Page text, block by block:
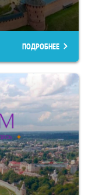
ПОДРОБНЕЕ